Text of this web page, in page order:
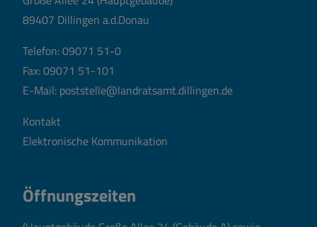
89407 Dillingen a.d.Donau
Telefon:09071 51-0
Fax: 09071 51-101
E-Mail: poststelle@landratsamt.dillingen.de
Kontakt
Elektronische Kommunikation
Öffnungszeiten